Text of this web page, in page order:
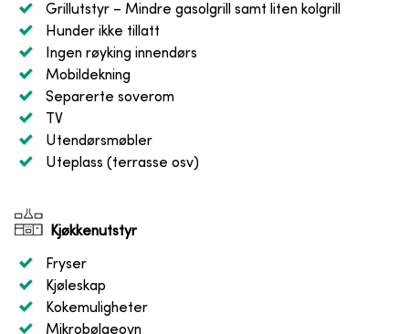
Grillutstyr – Mindre gasolgrill samt liten kolgrill
Hunder ikke tillatt
Ingen røyking innendørs
Mobildekning
Separerte soverom
TV
Utendørsmøbler
Uteplass (terrasse osv)
Kjøkkenutstyr
Fryser
Kjøleskap
Kokemuligheter
Mikrobølgeovn